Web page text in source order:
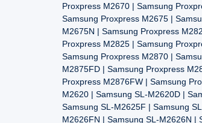
Proxpress M2670 | Samsung
Samsung Proxpress M2675 |
M2675N | Samsung Proxpress
Proxpress M2825 | Samsung
Samsung Proxpress M2870 |
M2875FD | Samsung Proxpress
Proxpress M2876FW | Samsung
M2620 | Samsung SL-M2620D |
Samsung SL-M2625F | Samsung
M2626FN | Samsung SL-M2626N |